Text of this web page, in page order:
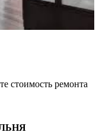
стоимость ремонта